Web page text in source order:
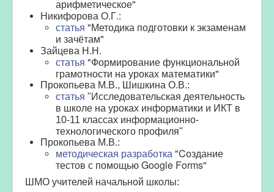
арифметическое"
Никифорова О.Г.:
статья "Методика подготовки к экзаменам
и зачётам"
Зайцева Н.Н.
статья "Формирование функциональной
грамотности на уроках математики"
Прокопьева М.В., Шишкина О.В.:
статья "Исследовательская деятельность
в школе на уроках информатики и ИКТ в
10-11 классах информационно-
технологического профиля"
Прокопьева М.В.:
методическая разработка"Cоздание
тестов с помощью Google Forms"
ШМО учителей начальной школы: